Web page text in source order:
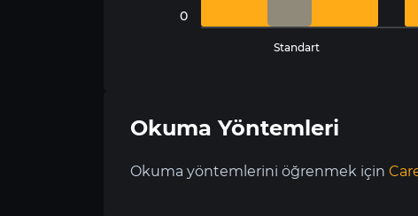
0
Standart
Okuma Yöntemleri
Okuma yöntemlerini öğrenmek için